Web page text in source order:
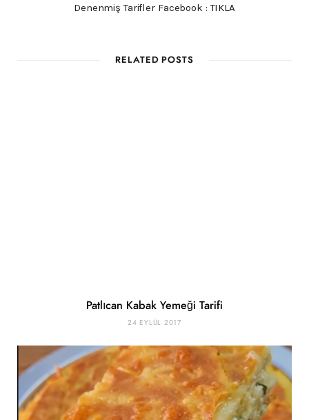
Denenmiş Tarifler Facebook :TIKLA
RELATED POSTS
Patlıcan Kabak Yemeği Tarifi
24 EYLÜL 2017